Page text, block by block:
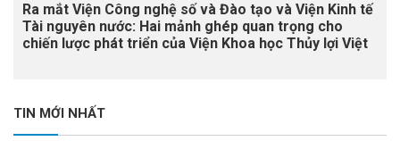
Ra mắt Viện Công nghệ số và Đào tạo và Viện Kinh tế
Tài nguyên nước: Hai mảnh ghép quan trọng cho
chiến lược phát triển của Viện Khoa học Thủy lợi Việt
TIN MỚI NHẤT